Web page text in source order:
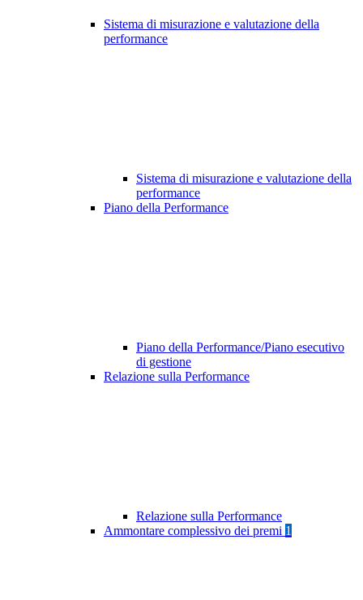
Sistema di misurazione e valutazione della
performance
Sistema di misurazione e valutazione della
performance
Piano della Performance
Piano della Performance/Piano esecutivo
di gestione
Relazione sulla Performance
Relazione sulla Performance
Ammontare complessivo dei premi 1